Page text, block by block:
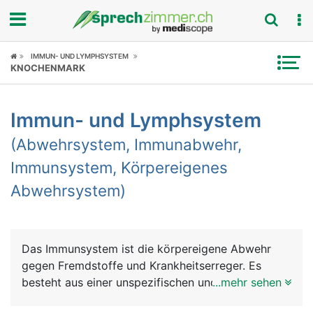
Fokus
Symptome
Untersuchungen
News
Rubriken
IMMUN- UND LYMPHSYSTEM
KNOCHENMARK
Immun- und Lymphsystem
(Abwehrsystem, Immunabwehr,
Immunsystem, Körpereigenes
Abwehrsystem)
Das Immunsystem ist die körpereigene Abwehr
gegen Fremdstoffe und Krankheitserreger. Es
besteht aus einer unspezifischen und einer...mehr sehen